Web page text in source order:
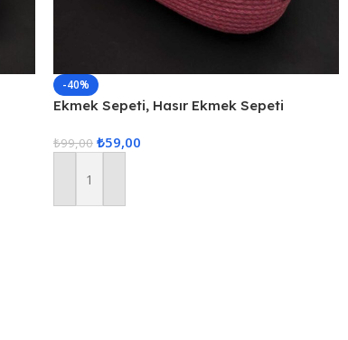
-40%
Ekmek Sepeti, Hasır Ekmek Sepeti
₺99,00 ₺59,00
Sepete Ekle